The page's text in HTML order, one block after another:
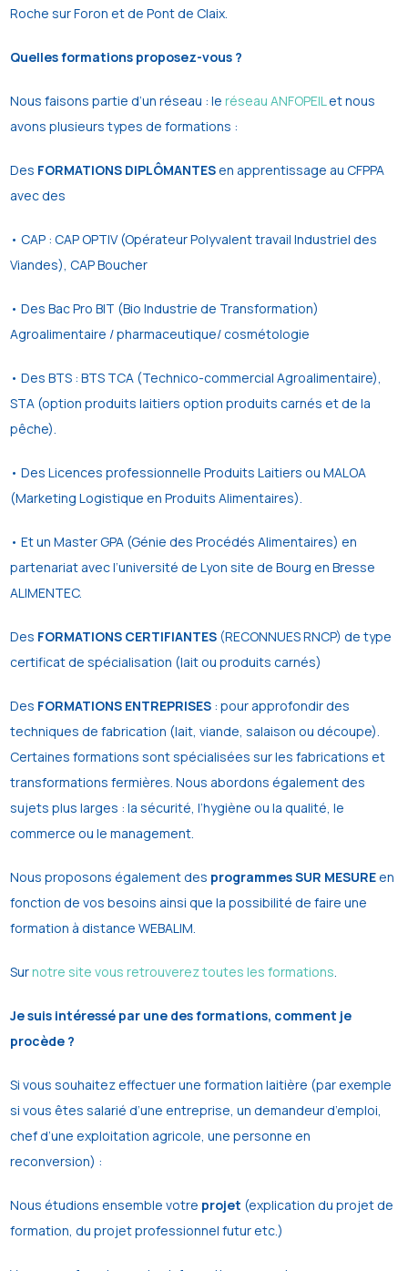
Roche sur Foron et de Pont de Claix.
Quelles formations proposez-vous ?
Nous faisons partie d’un réseau : leréseau ANFOPEILet nous
avons plusieurs types de formations :
Des FORMATIONS DIPLÔMANTESen apprentissage au CFPPA
avec des
• CAP : CAP OPTIV (Opérateur Polyvalent travail Industriel des
Viandes), CAP Boucher
• Des Bac Pro BIT (Bio Industrie de Transformation)
Agroalimentaire / pharmaceutique/ cosmétologie
• Des BTS : BTS TCA (Technico-commercial Agroalimentaire),
STA (option produits laitiers option produits carnés et de la
pêche).
• Des Licences professionnelle Produits Laitiers ou MALOA
(Marketing Logistique en Produits Alimentaires).
• Et un Master GPA (Génie des Procédés Alimentaires) en
partenariat avec l’université de Lyon site de Bourg en Bresse
ALIMENTEC.
Des FORMATIONS CERTIFIANTES (RECONNUES RNCP) de type
certificat de spécialisation (lait ou produits carnés)
Des FORMATIONS ENTREPRISES : pour approfondir des
techniques de fabrication (lait, viande, salaison ou découpe).
Certaines formations sont spécialisées sur les fabrications et
transformations fermières. Nous abordons également des
sujets plus larges : la sécurité, l’hygiène ou la qualité, le
commerce ou le management.
Nous proposons également des programmes SUR MESUREen
fonction de vos besoins ainsi que la possibilité de faire une
formation à distance WEBALIM.
Surnotre site vous retrouverez toutes les formations.
Je suis intéressé par une des formations, comment je
procède ?
Si vous souhaitez effectuer une formation laitière (par exemple
si vous êtes salarié d’une entreprise, un demandeur d’emploi,
chef d’une exploitation agricole, une personne en
reconversion) :
Nous étudions ensemble votre projet (explication du projet de
formation, du projet professionnel futur etc.)